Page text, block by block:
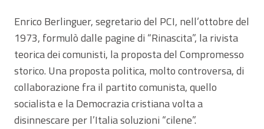
Enrico Berlinguer, segretario del PCI, nell’ottobre del
1973, formulò dalle pagine di “Rinascita”, la rivista
teorica dei comunisti, la proposta del Compromesso
storico. Una proposta politica, molto controversa, di
collaborazione fra il partito comunista, quello
socialista e la Democrazia cristiana volta a
disinnescare per l’Italia soluzioni “cilene”.